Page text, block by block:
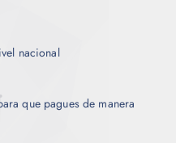
nacional
que pagues de manera